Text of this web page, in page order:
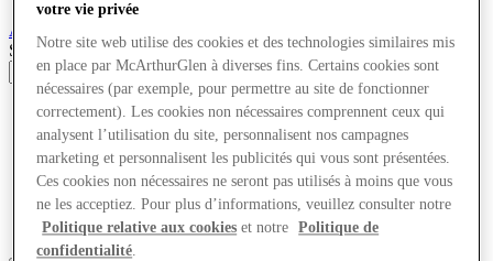
Ashford
Search input
Magasins
Offres
Planifiez votre visite
Quoi de neuf
Mangez et buvez
Cartes cadeaux
Services
votre vie privée
Notre site web utilise des cookies et des technologies similaires mis
en place par McArthurGlen à diverses fins. Certains cookies sont
nécessaires (par exemple, pour permettre au site de fonctionner
correctement). Les cookies non nécessaires comprennent ceux qui
analysent l’utilisation du site, personnalisent nos campagnes
marketing et personnalisent les publicités qui vous sont présentées.
Ces cookies non nécessaires ne seront pas utilisés à moins que vous
ne les acceptiez. Pour plus d’informations, veuillez consulter notre
Politique relative aux cookies et notre
Politique de
confidentialité.